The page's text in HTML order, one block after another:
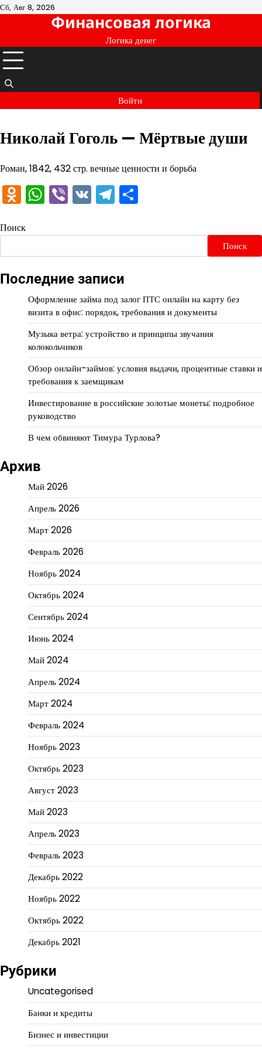
Перейти
Сб, Авг 8, 2026
Финансовая логика
Логика денег
Войти
Николай Гоголь — Мёртвые души
Роман, 1842, 432 стр. вечные ценности и борьба
Odnoklassniki
WhatsApp
Viber
VKTelegram
Поиск
Поиск
Последние записи
Оформление займа под залог ПТС онлайн на карту без
визита в офис: порядок, требования и документы
Музыка ветра: устройство и принципы звучания
колокольчиков
Обзор онлайн-займов: условия выдачи, процентные ставки и
требования к заемщикам
Инвестирование в российские золотые монеты: подробное
руководство
В чем обвиняют Тимура Турлова?
Архив
Май 2026
Апрель 2026
Март 2026
Февраль 2026
Ноябрь 2024
Октябрь 2024
Сентябрь 2024
Июнь 2024
Май 2024
Апрель 2024
Март 2024
Февраль 2024
Ноябрь 2023
Октябрь 2023
Август 2023
Май 2023
Апрель 2023
Февраль 2023
Декабрь 2022
Ноябрь 2022
Октябрь 2022
Декабрь 2021
Рубрики
Uncategorised
Банки и кредиты
Бизнес и инвестиции